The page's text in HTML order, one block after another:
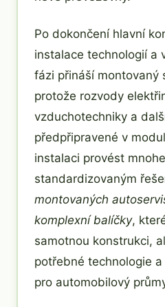
Po dokončení hlavní
instalace technologií a
fázi přináší montovaný
protože rozvody
vzduchotechniky a
předpřipravené v
instalaci provést
standardizovaným
montovaných
komplexní balíčky,
samotnou konstrukci,
potřebné technologie
pro automobilový